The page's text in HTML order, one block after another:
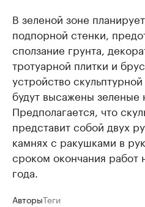
В зеленой зоне
подпорной стенки,
сползание грунта,
тротуарной плитки и
устройство
будут высажены зеленые
Предполагается, что
представит собой двух
камнях с ракушками в
сроком окончания работ
года.
АвторыТеги